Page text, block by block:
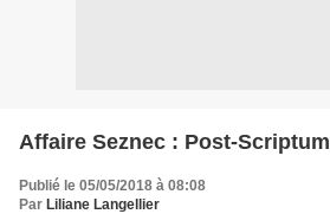
Affaire Seznec : Post-Scriptum
Publié le 05/05/2018 à 08:08
Par Liliane Langellier